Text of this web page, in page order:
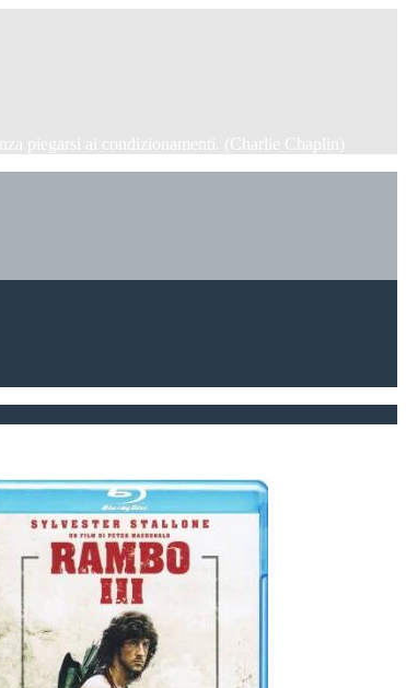
piegarsi ai condizionamenti. (Charlie Chaplin)